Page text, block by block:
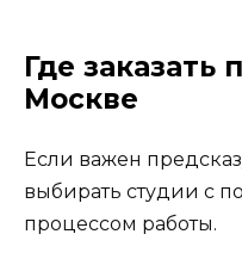
Где заказать
Москве
Если важен
выбирать студии с
процессом работы.